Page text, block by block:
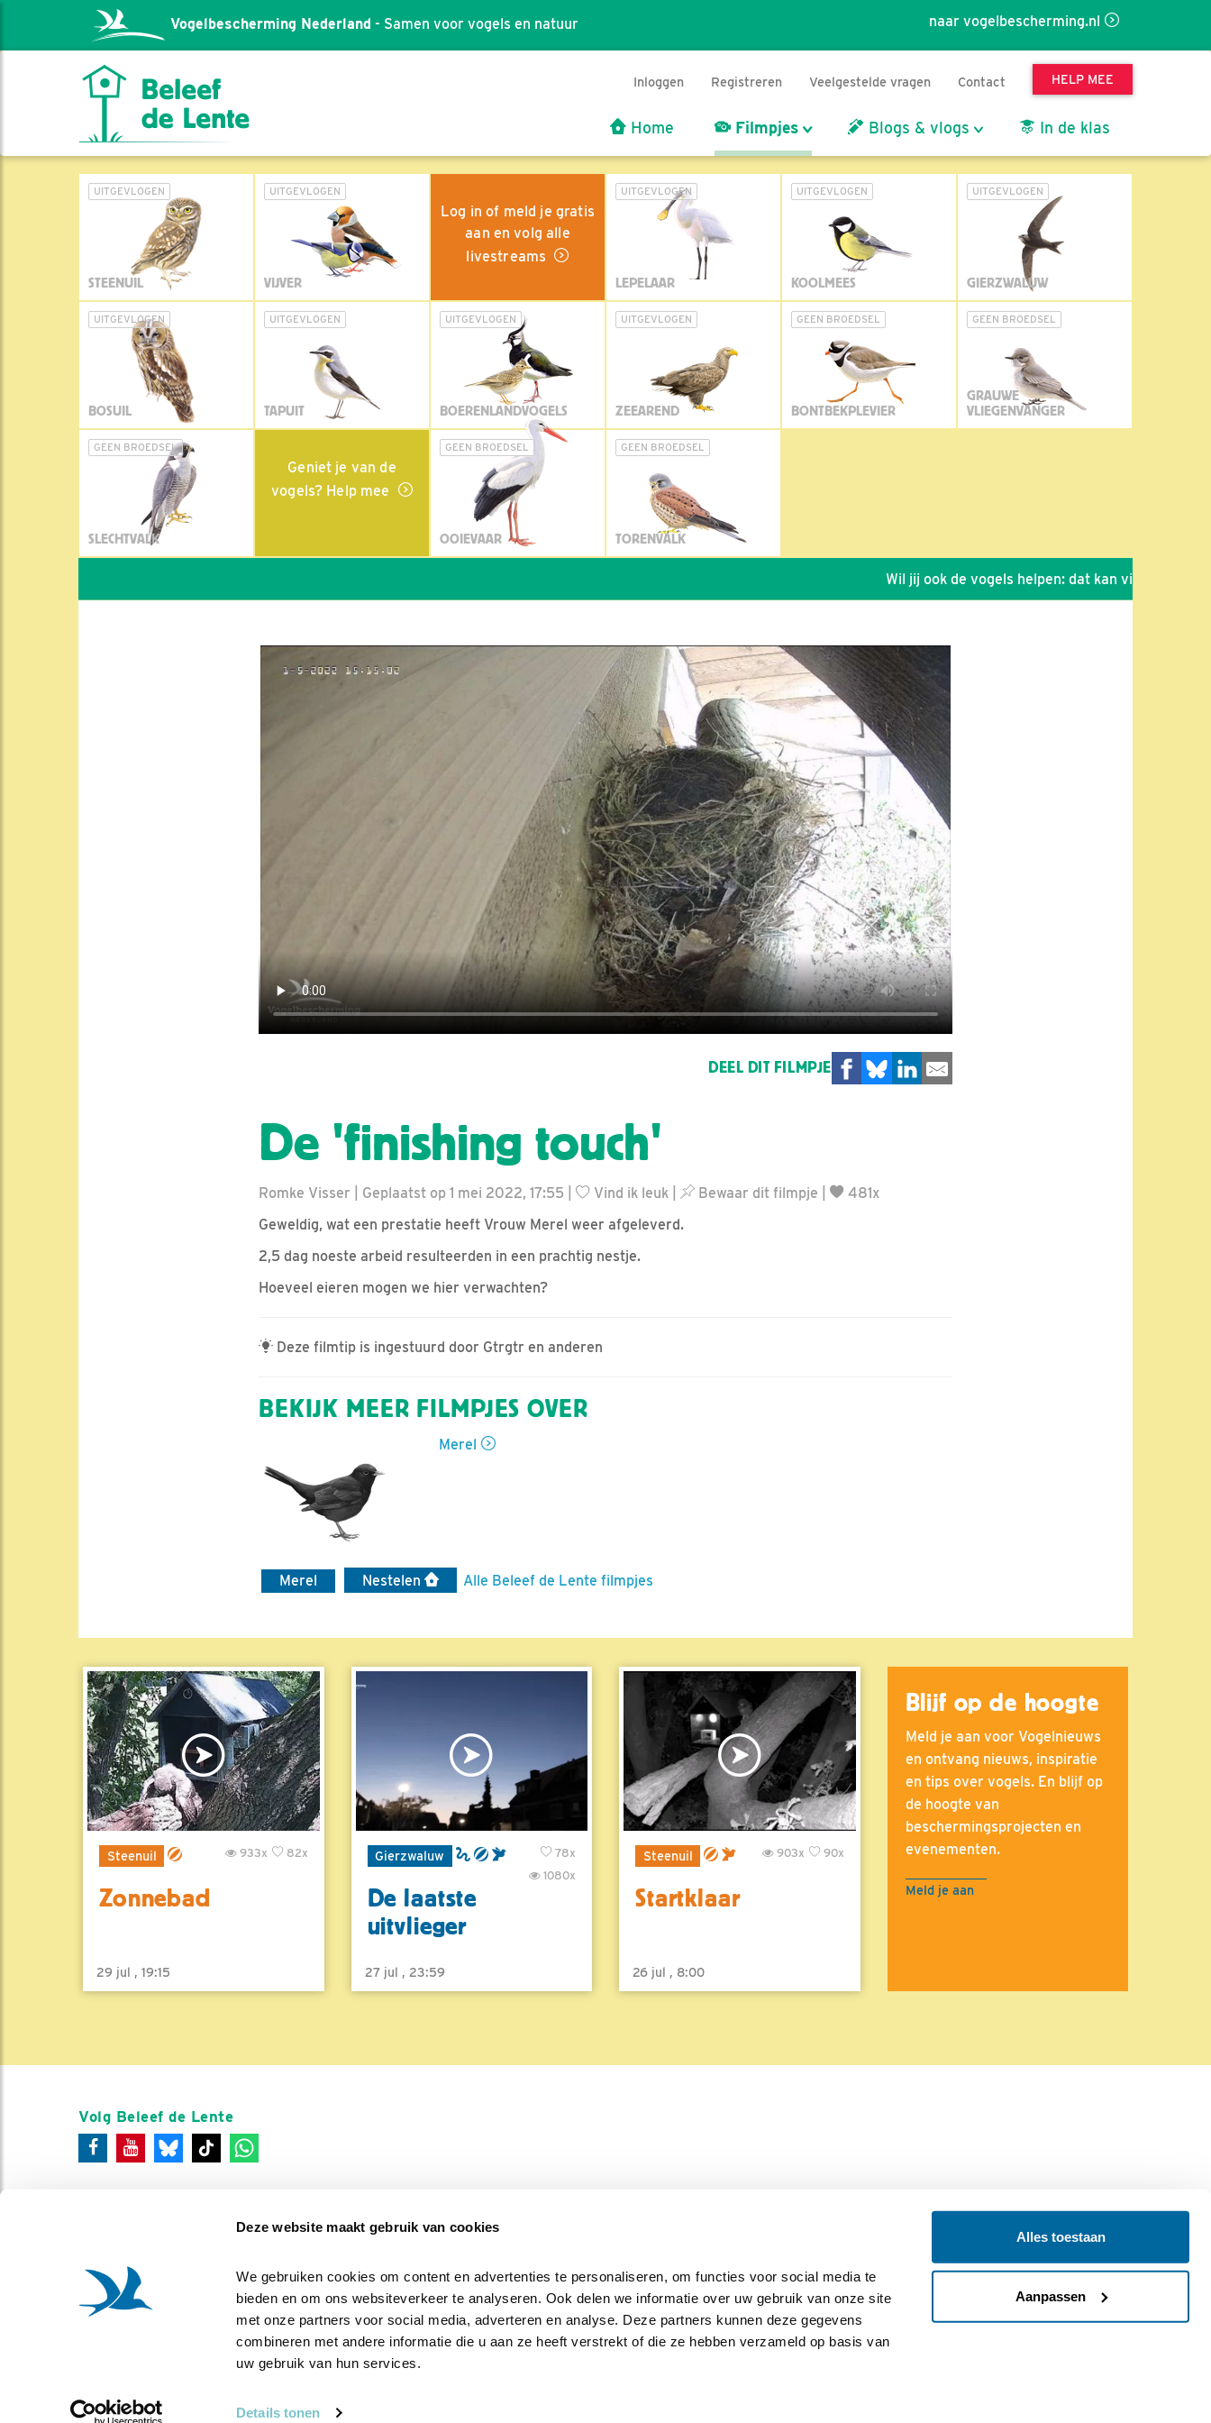
Deze website maakt gebruik van cookies
We gebruiken cookies om content en advertenties te personaliseren, om functies voor social media te
bieden en om ons websiteverkeer te analyseren. Ook delen we informatie over uw gebruik van onze site
met onze partners voor social media, adverteren en analyse. Deze partners kunnen deze gegevens
combineren met andere informatie die u aan ze heeft verstrekt of die ze hebben verzameld op basis van
uw gebruik van hun services.
Details tonen
Alles toestaan
Aanpassen
naar vogelbescherming.nl
Vogelbescherming Nederland - Samen voor vogels en natuur
Inloggen Registreren Veelgestelde vragen Contact HELP MEE
Home Filmpjes Blogs & vlogs In de klas
UITGEVLOGEN
STEENUIL
UITGEVLOGEN
VIJVER
Log in of meld je gratis
aan en volg alle
livestreams
UITGEVLOGEN
LEPELAAR
UITGEVLOGEN
KOOLMEES
UITGEVLOGEN
GIERZWALUW
UITGEVLOGEN
BOSUIL
UITGEVLOGEN
TAPUIT
UITGEVLOGEN
BOERENLANDVOGELS
UITGEVLOGEN
ZEEAREND
GEEN BROEDSEL
BONTBEKPLEVIER
GEEN BROEDSEL
GRAUWE
VLIEGENVANGER
GEEN BROEDSEL
SLECHTVALK
Geniet je van de
vogels? Help mee
GEEN BROEDSEL
OOIEVAAR
GEEN BROEDSEL
TORENVALK
Wil jij ook de vogels helpen: dat kan via de link!
DEEL DIT FILMPJE
De 'finishing touch'
Romke Visser | Geplaatst op 1 mei 2022, 17:55 | Vind ik leuk Bewaar dit filmpje
481x
Geweldig, wat een prestatie heeft Vrouw Merel weer afgeleverd.
2,5 dag noeste arbeid resulteerden in een prachtig nestje.
Hoeveel eieren mogen we hier verwachten?
Deze filmtip is ingestuurd door Gtrgtr en anderen
BEKIJK MEER FILMPJES OVER
Merel
Merel Nestelen Alle Beleef de Lente filmpjes
Steenuil 82x
933x
Zonnebad
29 jul , 19:15
Gierzwaluw
78x
1080x
De laatste
uitvlieger
27 jul , 23:59
Steenuil 90x
903x
Startklaar
26 jul , 8:00
Blijf op de hoogte
Meld je aan voor Vogelnieuws
en ontvang nieuws, inspiratie
en tips over vogels. En blijf op
de hoogte van
beschermingsprojecten en
evenementen.
Meld je aan
Volg Beleef de Lente
Colofon